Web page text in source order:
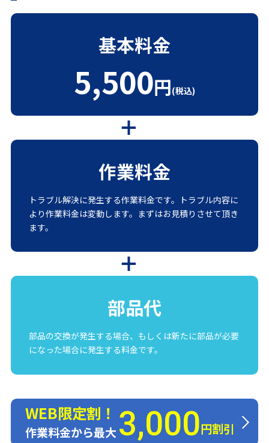
基本料金
5,500円(税込)
作業料金
トラブル解決に発生する作業料金です。トラブル内容に
より作業料金は変動します。まずはお見積りさせて頂き
ます。
部品代
部品の交換が発生する場合、もしくは新たに部品が必要
になった場合に発生する料金です。
WEB限定割！
作業料金から最大3,000円割引